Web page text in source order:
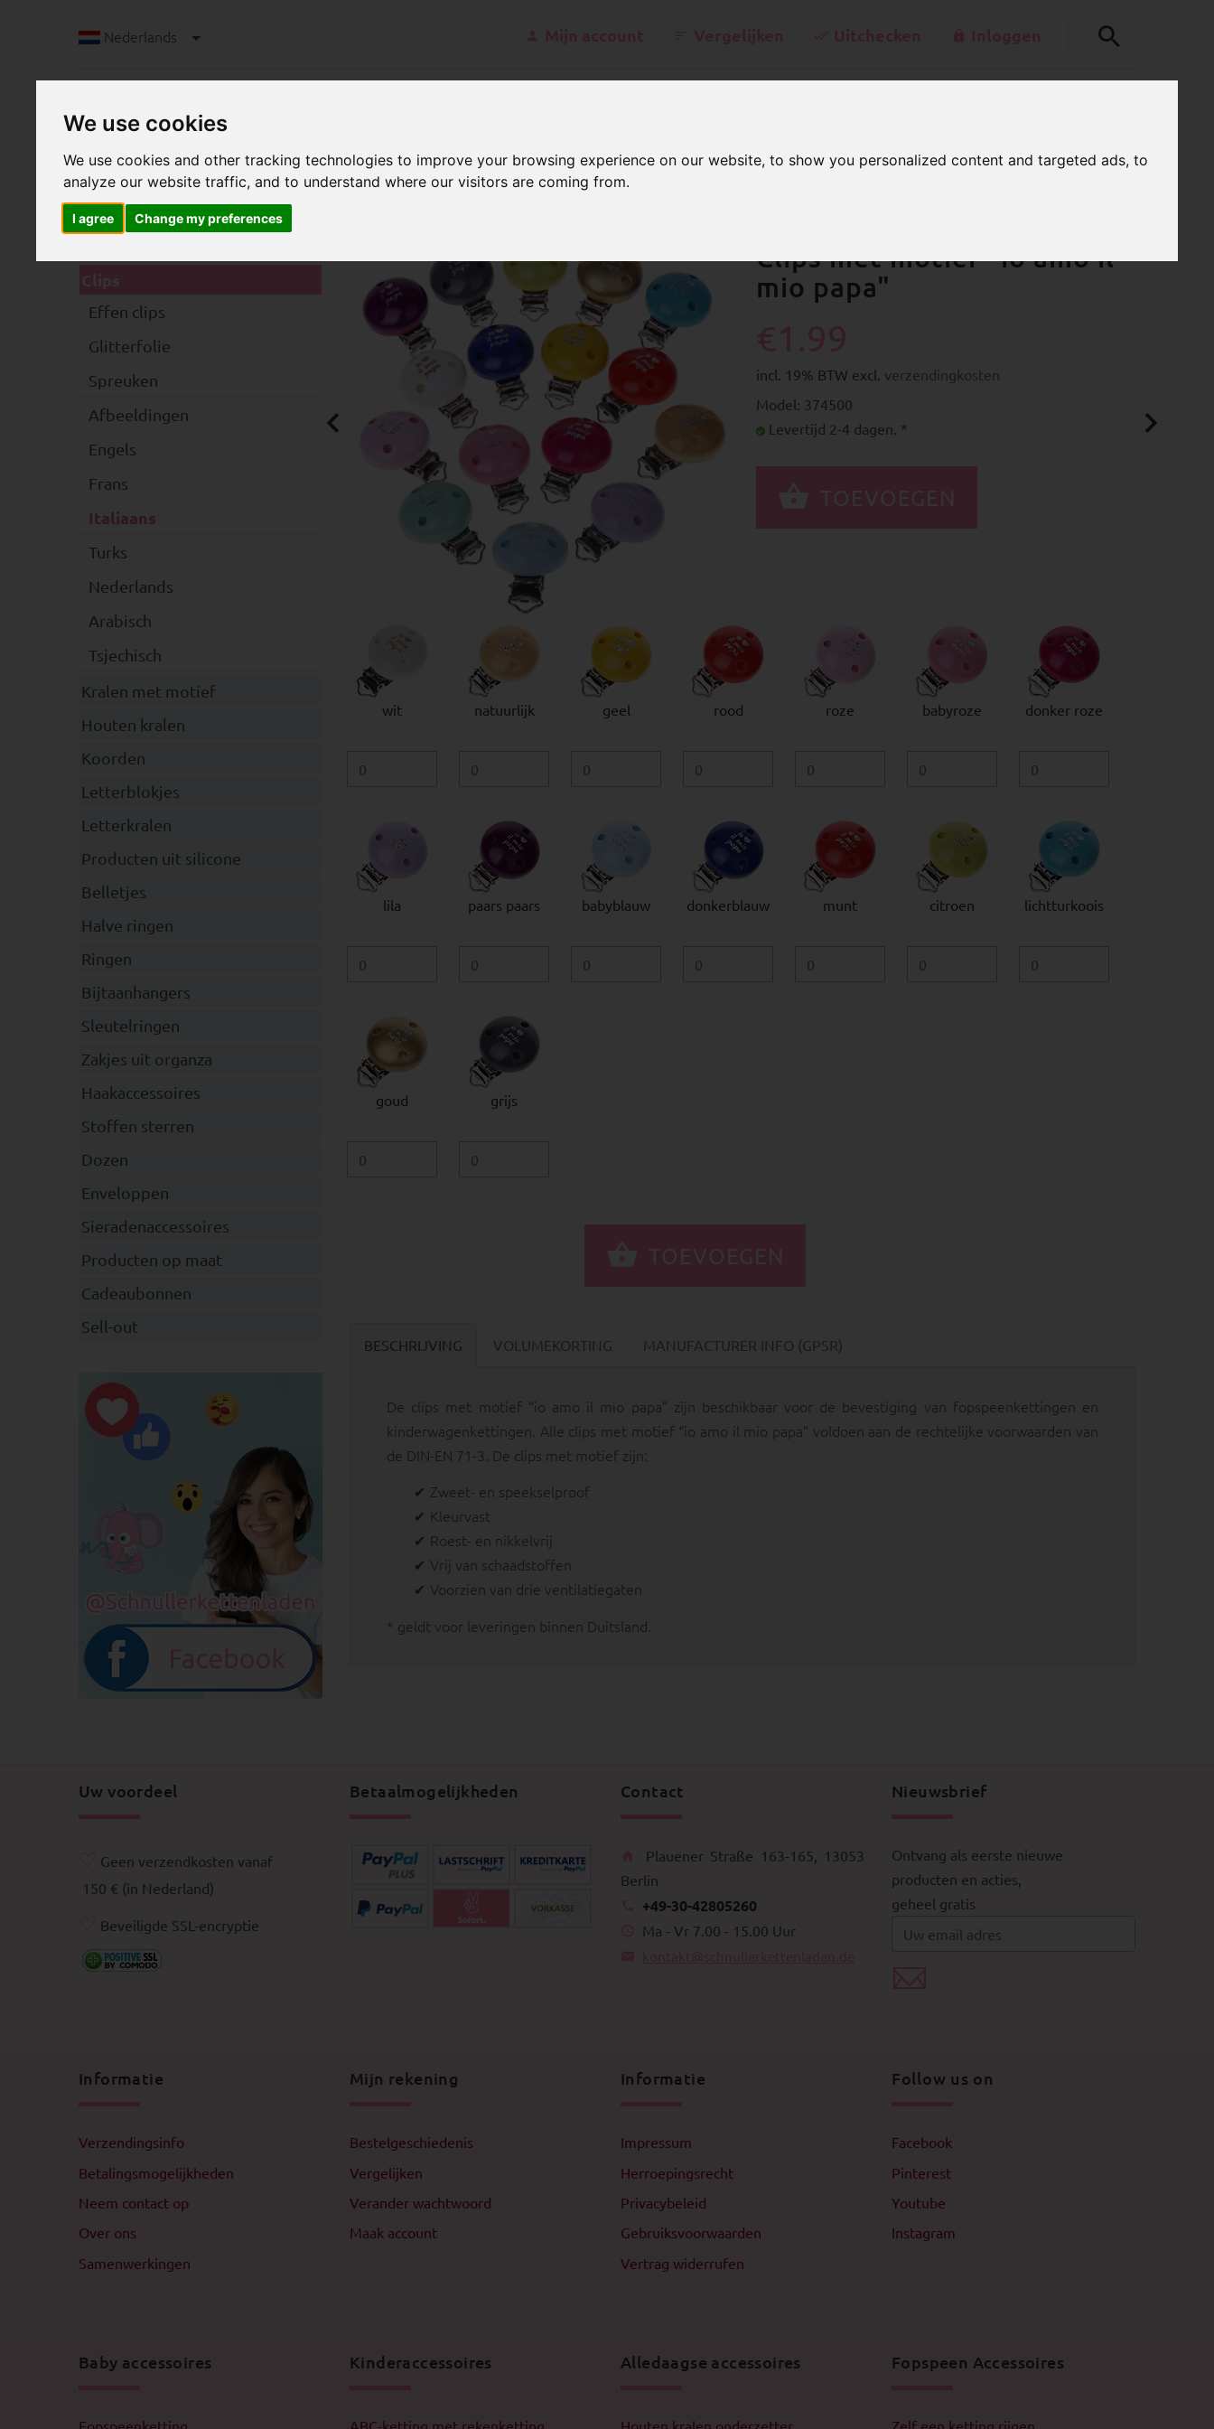
We use cookies
We use cookies and other tracking technologies to improve your browsing experience on our website, to show you personalized content and targeted ads, to
analyze our website traffic, and to understand where our visitors are coming from.
I agree Change my preferences
Nederlands
WINKELWAGEN
Ma - Vr 7.00 - 15.00 Uur
Clips met motief "io amo il
mio papa"
incl. 19% BTW excl. verzendingkosten
Model: 374500
Levertijd 2-4 dagen. *
wit natuurlijk geel rood roze babyroze donker roze
lila paars paars babyblauw donkerblauw munt citroen lichtturkoois
goud grijs
BESCHRIJVING VOLUMEKORTING MANUFACTURER INFO (GPSR)
De clips met motief “io amo il mio papa” zijn beschikbaar voor de bevestiging van fopspeenkettingen en
kinderwagenkettingen. Alle clips met motief “io amo il mio papa” voldoen aan de rechtelijke voorwaarden van
de DIN-EN 71-3. De clips met motief zijn:
Zweet- en speekselproof
Kleurvast
Roest- en nikkelvrij
Vrij van schaadstoffen
Voorzien van drie ventilatiegaten
* geldt voor leveringen binnen Duitsland.
Categorieën
Effen clips
Glitterfolie
Spreuken
Afbeeldingen
Engels
Frans
Italiaans
Turks
Nederlands
Arabisch
Tsjechisch
Kralen met motief
Houten kralen
Koorden
Letterblokjes
Letterkralen
Producten uit silicone
Belletjes
Halve ringen
Ringen
Bijtaanhangers
Sleutelringen
Zakjes uit organza
Haakaccessoires
Stoffen sterren
Dozen
Enveloppen
Sieradenaccessoires
Producten op maat
Cadeaubonnen
Sell-out
Uw voordeel
Geen verzendkosten vanaf
150 € (in Nederland)
Beveiligde SSL-encryptie
Betaalmogelijkheden Contact
Plauener Straße 163-165, 13053
Berlin
+49-30-42805260
Ma - Vr 7.00 - 15.00 Uur
Nieuwsbrief
Ontvang als eerste nieuwe
producten en acties,
geheel gratis
Informatie
Verzendingsinfo
Betalingsmogelijkheden
Neem contact op
Over ons
Samenwerkingen
Mijn rekening
Bestelgeschiedenis
Vergelijken
Verander wachtwoord
Maak account
Informatie
Impressum
Herroepingsrecht
Privacybeleid
Gebruiksvoorwaarden
Vertrag widerrufen
Follow us on
Facebook
Pinterest
Youtube
Instagram
Baby accessoires Kinderaccessoires Alledaagse accessoires Fopspeen Accessoires